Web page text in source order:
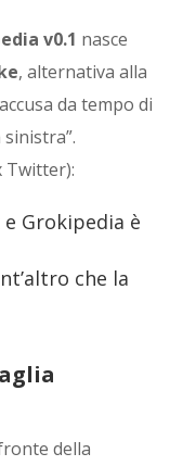
v0.1 nasce
, alternativa alla
da tempo di
Twitter):
Grokipedia è
che la
della